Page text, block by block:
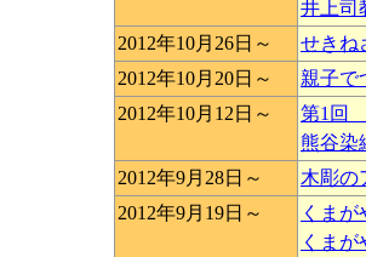
井上
2012年10月26日～
せきね
2012年10月20日～
親子で
2012年10月12日～
第1回
熊谷染
2012年9月28日～
木彫
2012年9月19日～
くま
くま